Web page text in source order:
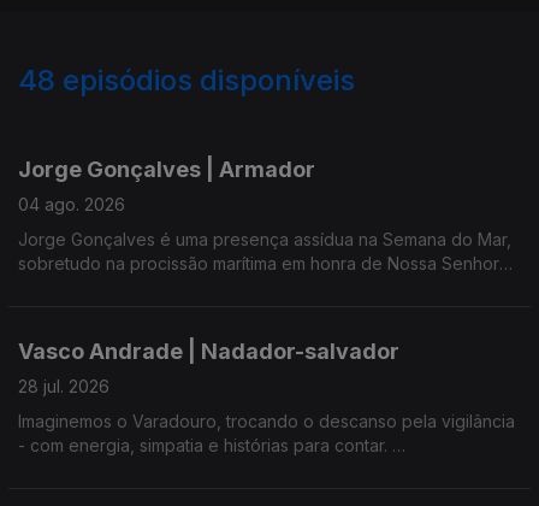
48 episódios disponíveis
Jorge Gonçalves | Armador
04 ago. 2026
Jorge Gonçalves é uma presença assídua na Semana do Mar,
sobretudo na procissão marítima em honra de Nossa Senhora
Jorge Gonçalves é também presidente da APEDA, Associação
de Produtores de Espécies Demersais dos Açores.
Vasco Andrade | Nadador-salvador
28 jul. 2026
Imaginemos o Varadouro, trocando o descanso pela vigilância
- com energia, simpatia e histórias para contar.